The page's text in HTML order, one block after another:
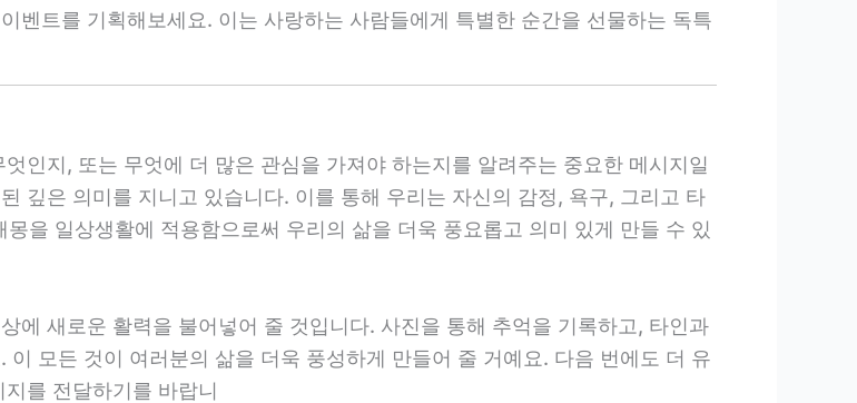
벤트를 기획해보세요. 이는 사랑하는 사람들에게 특별한 순간을 선물하는 독특
인지, 또는 무엇에 더 많은 관심을 가져야 하는지를 알려주는 중요한 메시지일
깊은 의미를 지니고 있습니다. 이를 통해 우리는 자신의 감정, 욕구, 그리고 타
을 일상생활에 적용함으로써 우리의 삶을 더욱 풍요롭고 의미 있게 만들 수 있
에 새로운 활력을 불어넣어 줄 것입니다. 사진을 통해 추억을 기록하고, 타인과
모든 것이 여러분의 삶을 더욱 풍성하게 만들어 줄 거예요. 다음 번에도 더 유
를 전달하기를 바랍니